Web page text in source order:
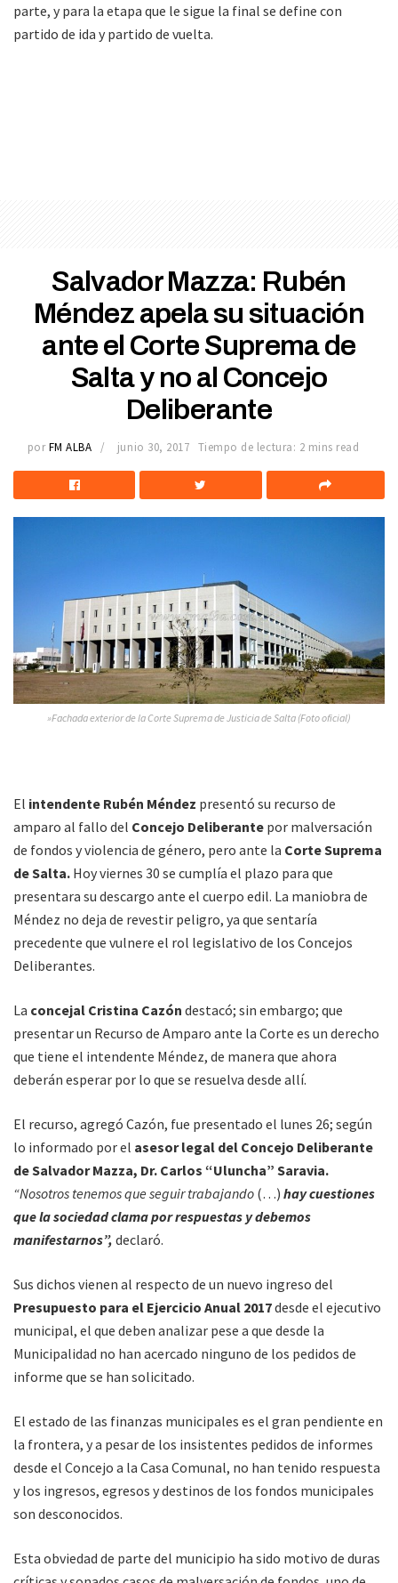
parte, y para la etapa que le sigue la final se define con
partido de ida y partido de vuelta.
Salvador Mazza: Rubén
Méndez apela su situación
ante el Corte Suprema de
Salta y no al Concejo
Deliberante
por FM ALBA junio 30, 2017 Tiempo de lectura: 2 mins read
»Fachada exterior de la Corte Suprema de Justicia de Salta (Foto oficial)
El intendente Rubén Méndez presentó su recurso de
amparo al fallo del Concejo Deliberante por malversación
de fondos y violencia de género, pero ante la Corte Suprema
de Salta. Hoy viernes 30 se cumplía el plazo para que
presentara su descargo ante el cuerpo edil. La maniobra de
Méndez no deja de revestir peligro, ya que sentaría
precedente que vulnere el rol legislativo de los Concejos
Deliberantes.
La concejal Cristina Cazón destacó; sin embargo; que
presentar un Recurso de Amparo ante la Corte es un derecho
que tiene el intendente Méndez, de manera que ahora
deberán esperar por lo que se resuelva desde allí.
El recurso, agregó Cazón, fue presentado el lunes 26; según
lo informado por el asesor legal del Concejo Deliberante
de Salvador Mazza, Dr. Carlos “Uluncha” Saravia.
“Nosotros tenemos que seguir trabajando (…) hay cuestiones
que la sociedad clama por respuestas y debemos
manifestarnos”, declaró.
Sus dichos vienen al respecto de un nuevo ingreso del
Presupuesto para el Ejercicio Anual 2017desde el ejecutivo
municipal, el que deben analizar pese a que desde la
Municipalidad no han acercado ninguno de los pedidos de
informe que se han solicitado.
El estado de las finanzas municipales es el gran pendiente en
la frontera, y a pesar de los insistentes pedidos de informes
desde el Concejo a la Casa Comunal, no han tenido respuesta
y los ingresos, egresos y destinos de los fondos municipales
son desconocidos.
Esta obviedad de parte del municipio ha sido motivo de duras